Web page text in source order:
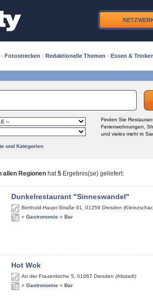
· Fotostrecken · Redaktionelle Themen · Essen &
Finden Sie
Ferienwohnungen,
und vieles mehr in
und Kategorien
allen Regionen hat5 Ergebnis(se) geliefert:
Dunkelrestaurant "Sinneswandel"
Berthold-Haupt-Straße 91 01259 Dresden
» Gastronomie » Bar
Hot Wok
An der Frauenkirche 5 01067 Dresden (Altstadt)
» Gastronomie » Bar